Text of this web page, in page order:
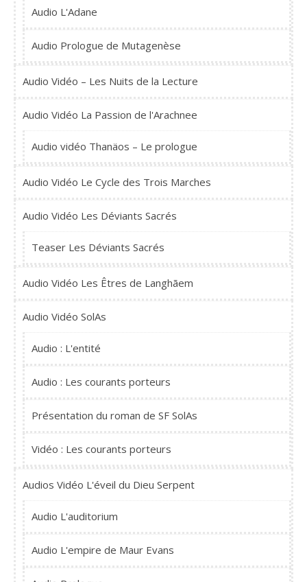
Audio L'Adane
Audio Prologue de Mutagenèse
Audio Vidéo – Les Nuits de la Lecture
Audio Vidéo La Passion de l'Arachnee
Audio vidéo Thanäos – Le prologue
Audio Vidéo Le Cycle des Trois Marches
Audio Vidéo Les Déviants Sacrés
Teaser Les Déviants Sacrés
Audio Vidéo Les Êtres de Langhãem
Audio Vidéo SolAs
Audio : L'entité
Audio : Les courants porteurs
Présentation du roman de SF SolAs
Vidéo : Les courants porteurs
Audios Vidéo L'éveil du Dieu Serpent
Audio L'auditorium
Audio L'empire de Maur Evans